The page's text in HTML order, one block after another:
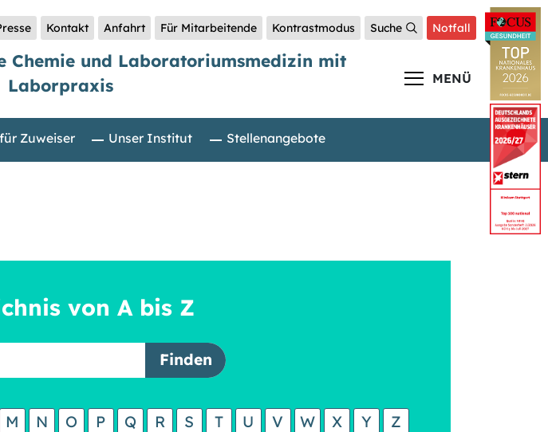
Kontakt Anfahrt Für Mitarbeitende Kontrastmodus Suche Notfall
Chemie und Laboratoriumsmedizin mit
Laborpraxis
MENÜ
Zuweiser Unser Institut Stellenangebote
von A bis Z
M N O P Q R S T U V W X Y Z